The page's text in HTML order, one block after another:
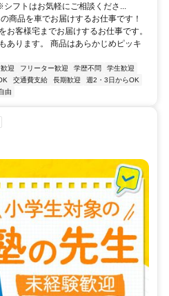
フトはお気軽にご相談くださ...
商品を車でお届けするお仕事です！
お客様宅までお届けするお仕事です。
あります。 商品はあらかじめピッキ
迎 フリーター歓迎 学歴不問
学生歓迎
交通費支給 長期歓迎
週2・3日からOK
由